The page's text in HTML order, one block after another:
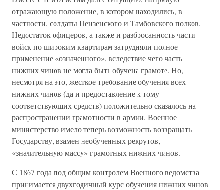
отражающую положение, в котором находились, в
частности, солдаты Пензенского и Тамбовского полков.
Недостаток офицеров, а также и разбросанность части
войск по широким квартирам затрудняли полное
применение «означенного», вследствие чего часть
нижних чинов не могла быть обучена грамоте. Но,
несмотря на это, жесткое требование обучения всех
нижних чинов (да и предоставление к тому
соответствующих средств) положительно сказалось на
распространении грамотности в армии. Военное
министерство имело теперь возможность возвращать
Государству, взамен необученных рекрутов,
«значительную массу» грамотных нижних чинов.
С 1867 года под общим контролем Военного ведомства
принимается двухгодичный курс обучения нижних чинов